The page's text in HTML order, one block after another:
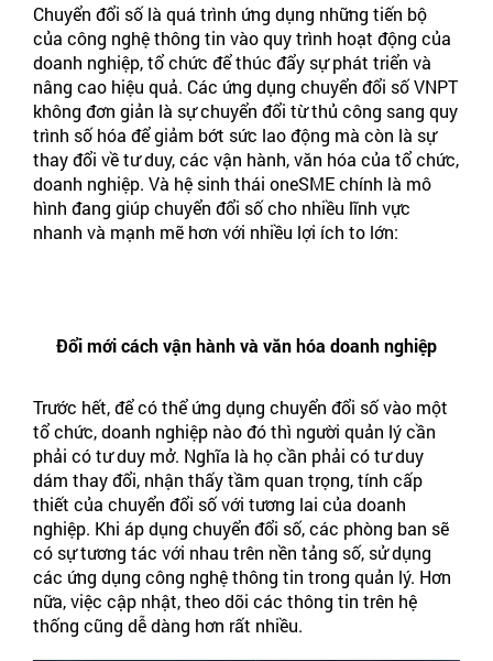
Chuyển đổi số là quá trình ứng dụng những tiến bộ
của công nghệ thông tin vào quy trình hoạt động của
doanh nghiệp, tổ chức để thúc đẩy sự phát triển và
nâng cao hiệu quả. Các ứng dụng chuyển đổi số VNPT
không đơn giản là sự chuyển đổi từ thủ công sang quy
trình số hóa để giảm bớt sức lao động mà còn là sự
thay đổi về tư duy, các vận hành, văn hóa của tổ chức,
doanh nghiệp. Và hệ sinh thái oneSME chính là mô
hình đang giúp chuyển đổi số cho nhiều lĩnh vực
nhanh và mạnh mẽ hơn với nhiều lợi ích to lớn:
Đổi mới cách vận hành và văn hóa doanh nghiệp
Trước hết, để có thể ứng dụng chuyển đổi số vào một
tổ chức, doanh nghiệp nào đó thì người quản lý cần
phải có tư duy mở. Nghĩa là họ cần phải có tư duy
dám thay đổi, nhận thấy tầm quan trọng, tính cấp
thiết của chuyển đổi số với tương lai của doanh
nghiệp. Khi áp dụng chuyển đổi số, các phòng ban sẽ
có sự tương tác với nhau trên nền tảng số, sử dụng
các ứng dụng công nghệ thông tin trong quản lý. Hơn
nữa, việc cập nhật, theo dõi các thông tin trên hệ
thống cũng dễ dàng hơn rất nhiều.